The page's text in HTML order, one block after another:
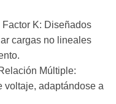
K: Diseñados
cargas no lineales
Múltiple:
voltaje, adaptándose a